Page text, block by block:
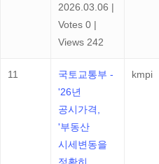
2026.03.06 |
Votes 0 |
Views 242
11
국토교통부 -
'26년
공시가격,
'부동산
시세변동을
정확히
kmpi